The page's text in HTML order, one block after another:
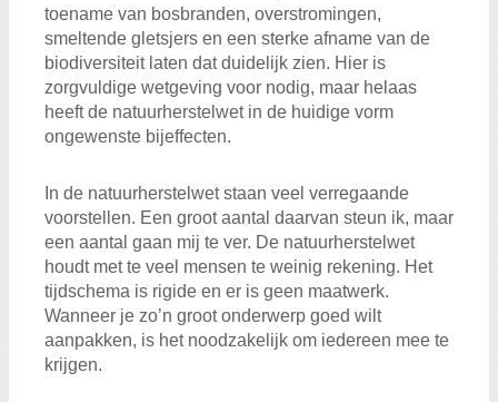
toename van bosbranden, overstromingen,
smeltende gletsjers en een sterke afname van de
biodiversiteit laten dat duidelijk zien. Hier is
zorgvuldige wetgeving voor nodig, maar helaas
heeft de natuurherstelwet in de huidige vorm
ongewenste bijeffecten.
In de natuurherstelwet staan veel verregaande
voorstellen. Een groot aantal daarvan steun ik, maar
een aantal gaan mij te ver. De natuurherstelwet
houdt met te veel mensen te weinig rekening. Het
tijdschema is rigide en er is geen maatwerk.
Wanneer je zo’n groot onderwerp goed wilt
aanpakken, is het noodzakelijk om iedereen mee te
krijgen.